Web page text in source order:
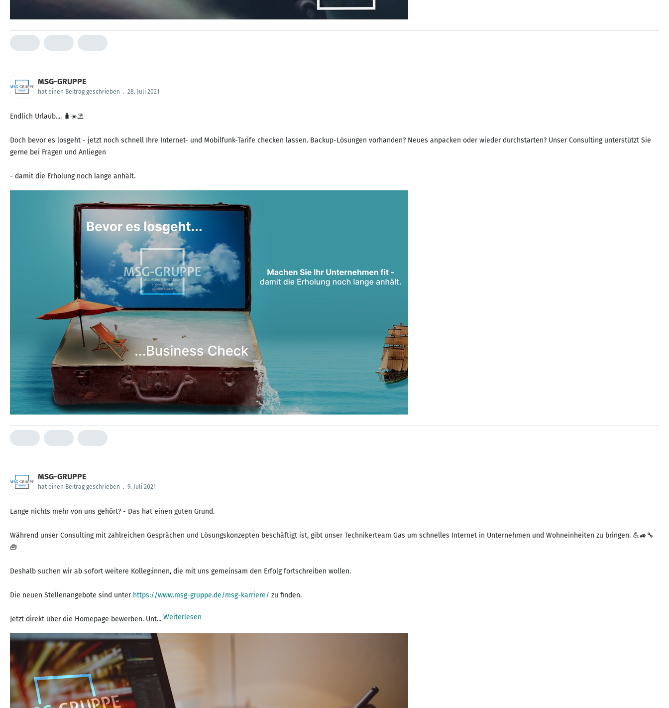
MSG-GRUPPE
hat einen Beitrag geschrieben . 28. Juli 2021
Endlich Urlaub.... 🧳☀️⛱
Doch bevor es losgeht - jetzt noch schnell Ihre Internet- und Mobilfunk-Tarife checken lassen. Backup-Lösungen vorhanden? Neues anpacken oder wieder durchstarten? Unser Consulting unterstützt Sie
gerne bei Fragen und Anliegen
- damit die Erholung noch lange anhält.
MSG-GRUPPE
hat einen Beitrag geschrieben . 9. Juli 2021
Lange nichts mehr von uns gehört? - Das hat einen guten Grund.
Während unser Consulting mit zahlreichen Gesprächen und Lösungskonzepten beschäftigt ist, gibt unser Technikerteam Gas um schnelles Internet in Unternehmen und Wohneinheiten zu bringen. 💪🚙🔧
🧰
Deshalb suchen wir ab sofort weitere Kolleg:innen, die mit uns gemeinsam den Erfolg fortschreiben wollen.
Die neuen Stellenangebote sind unter https://www.msg-gruppe.de/msg-karriere/ zu finden.
Jetzt direkt über die Homepage bewerben. Unt... Weiterlesen